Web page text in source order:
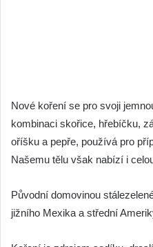
Nové koření se pro svoji
kombinaci skořice, hřebíčku,
oříšku a pepře, používá pro
Našemu tělu však nabízí i
Původní domovinou
jižního Mexika a střední